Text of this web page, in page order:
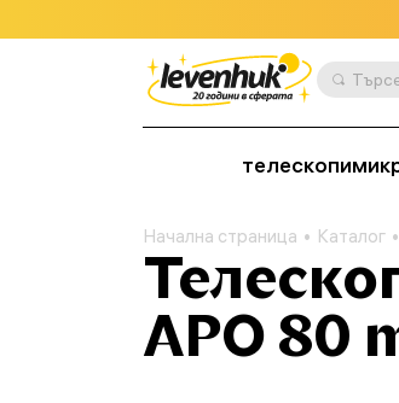
телескопи
Начална страница Каталог
APO 80